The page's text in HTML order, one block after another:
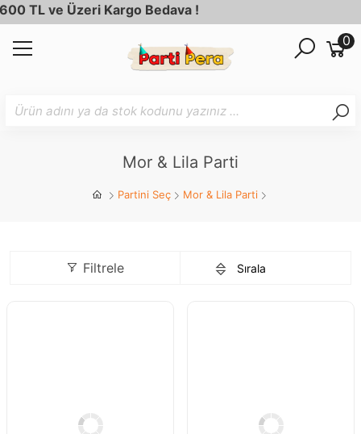
Kargo Bedava !
0
Mor & Lila Parti
Partini Seç Mor & Lila Parti
Filtrele